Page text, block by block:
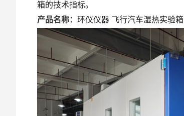
箱的技术指标。
产品名称： 环仪仪器 飞行汽车湿热实验箱